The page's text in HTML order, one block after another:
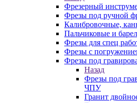
Фрезерный
Фрезы под ручной
Калибровочные,
Пальчиковые и
Фрезы для спец
Фрезы с
Фрезы под
Назад
Фрезы под
ЧПУ
Гранит